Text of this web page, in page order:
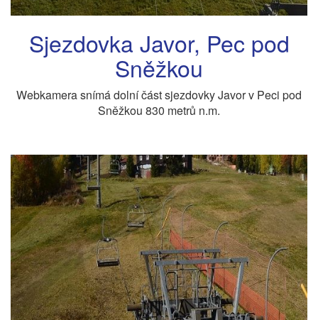
Sjezdovka Javor, Pec pod
Sněžkou
Webkamera snímá dolní část sjezdovky Javor v Peci pod
Sněžkou 830 metrů n.m.